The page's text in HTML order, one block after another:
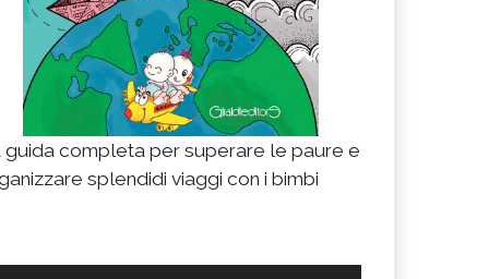
guida completa per superare le paure e
splendidi viaggi con i bimbi